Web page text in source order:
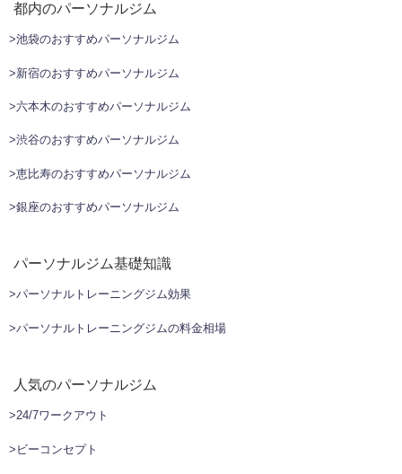
都内のパーソナルジム
>池袋のおすすめパーソナルジム
>新宿のおすすめパーソナルジム
>六本木のおすすめパーソナルジム
>渋谷のおすすめパーソナルジム
>恵比寿のおすすめパーソナルジム
>銀座のおすすめパーソナルジム
パーソナルジム基礎知識
>パーソナルトレーニングジム効果
>パーソナルトレーニングジムの料金相場
人気のパーソナルジム
>24/7ワークアウト
>ビーコンセプト